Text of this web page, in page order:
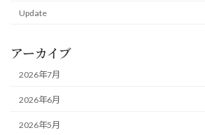
Update
アーカイブ
2026年7月
2026年6月
2026年5月